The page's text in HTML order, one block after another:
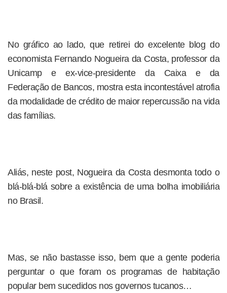
No gráfico ao lado, que retirei do excelente blog do
economista Fernando Nogueira da Costa, professor da
Unicamp e ex-vice-presidente da Caixa e da
Federação de Bancos, mostra esta incontestável atrofia
da modalidade de crédito de maior repercussão na vida
das famílias.
Aliás, neste post, Nogueira da Costa desmonta todo o
blá-blá-blá sobre a existência de uma bolha imobiliária
no Brasil.
Mas, se não bastasse isso, bem que a gente poderia
perguntar o que foram os programas de habitação
popular bem sucedidos nos governos tucanos…